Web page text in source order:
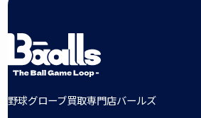
野球グローブ買取専門店バールズ